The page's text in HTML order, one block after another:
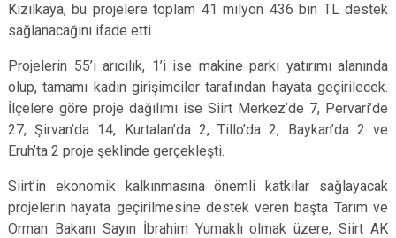
Kızılkaya, bu projelere toplam 41 milyon 436 bin TL destek
sağlanacağını ifade etti.
Projelerin 55’i arıcılık, 1’i ise makine parkı yatırımı alanında
olup, tamamı kadın girişimciler tarafından hayata geçirilecek.
İlçelere göre proje dağılımı ise Siirt Merkez’de 7, Pervari’de
27, Şirvan’da 14, Kurtalan’da 2, Tillo’da 2, Baykan’da 2 ve
Eruh’ta 2 proje şeklinde gerçekleşti.
Siirt’in ekonomik kalkınmasına önemli katkılar sağlayacak
projelerin hayata geçirilmesine destek veren başta Tarım ve
Orman Bakanı Sayın İbrahim Yumaklı olmak üzere, Siirt AK